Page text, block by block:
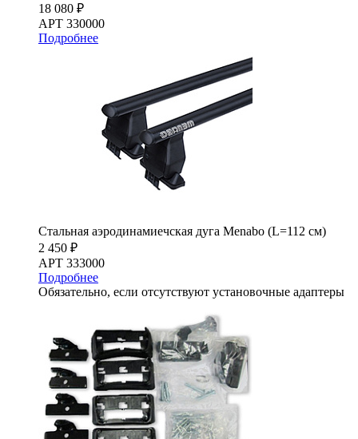
18 080 ₽
АРТ 330000
Подробнее
Стальная аэродинамиечская дуга Menabo (L=112 см)
2 450 ₽
АРТ 333000
Подробнее
Обязательно, если отсутствуют установочные адаптеры